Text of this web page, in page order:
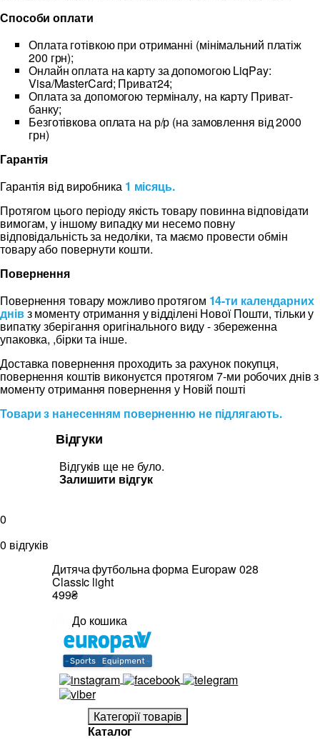
Способи оплати
Оплата готівкою при отриманні (мінімальний платіж
200 грн);
Онлайн оплата на карту за допомогою LiqPay:
Visa/MasterCard; Приват24;
Оплата за допомогою терміналу, на карту Приват-
банку;
Безготівкова оплата на р/р (на замовлення від 2000
грн)
Гарантія
Гарантія від виробника 1 місяць.
Протягом цього періоду якість товару повинна відповідати
вимогам, у іншому випадку ми несемо повну
відповідальність за недоліки, та маємо провести обмін
товару або повернути кошти.
Повернення
Повернення товару можливо протягом 14-ти календарних
днівз моменту отримання у відділені Нової Пошти, тільки у
випатку зберігання оригінального виду - збереженна
упаковка, ,бірки та інше.
Доставка повернення проходить за рахунок покупця,
повернення коштів виконуєтся протягом 7-ми робочих днів з
моменту отримання повернення у Новій пошті
Товари з нанесенням поверненню не підлягають.
Відгуки
Відгуків ще не було.
Залишити відгук
0
0 відгуків
Дитяча футбольна форма Europaw 028
Classic light
499₴
До кошика
Категорії товарів
Каталог